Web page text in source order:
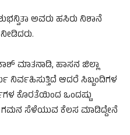
ಅವರು ಹಸಿರು ನಿಶಾನೆ
ಮಾತನಾಡಿ, ಹಾಸನ ಜಿಲ್ಲಾ
ಆದರೆ ಸಿಬ್ಬಂದಿಗಳ
ಕೊರತೆಯಿಂದ ಒಂದಷ್ಟು
ಗಮನ ಸೆಳೆಯುವ ಕೆಲಸ ಮಾಡಿದ್ದೇನೆ